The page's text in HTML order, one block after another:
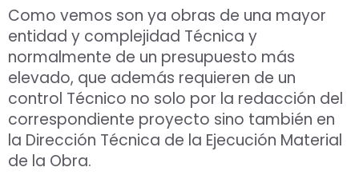
Como vemos son ya obras de una mayor
entidad y complejidad Técnica y
normalmente de un presupuesto más
elevado, que además requieren de un
control Técnico no solo por la redacción del
correspondiente proyecto sino también en
la Dirección Técnica de la Ejecución Material
de la Obra.